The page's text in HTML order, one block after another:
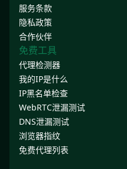
服务条款
隐私政策
合作伙伴
免费工具
代理检测器
我的IP是什么
IP黑名单检查
WebRTC泄漏测试
DNS泄漏测试
浏览器指纹
免费代理列表